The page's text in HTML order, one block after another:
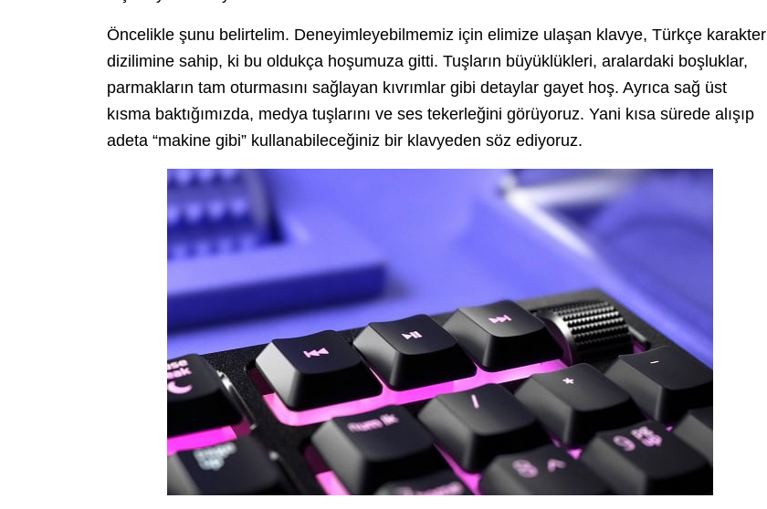
Öncelikle şunu belirtelim. Deneyimleyebilmemiz için elimize ulaşan klavye, Türkçe karakter
dizilimine sahip, ki bu oldukça hoşumuza gitti. Tuşların büyüklükleri, aralardaki boşluklar,
parmakların tam oturmasını sağlayan kıvrımlar gibi detaylar gayet hoş. Ayrıca sağ üst
kısma baktığımızda, medya tuşlarını ve ses tekerleğini görüyoruz. Yani kısa sürede alışıp
adeta “makine gibi” kullanabileceğiniz bir klavyeden söz ediyoruz.